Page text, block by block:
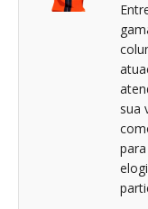
sua